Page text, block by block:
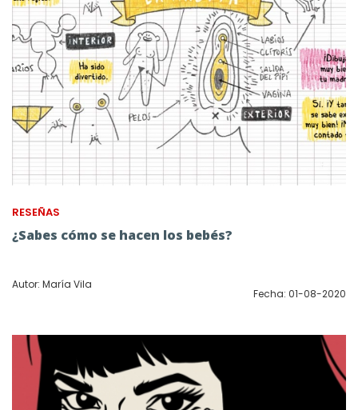
RESEÑAS
¿Sabes cómo se hacen los bebés?
Autor: María Vila
Fecha: 01-08-2020